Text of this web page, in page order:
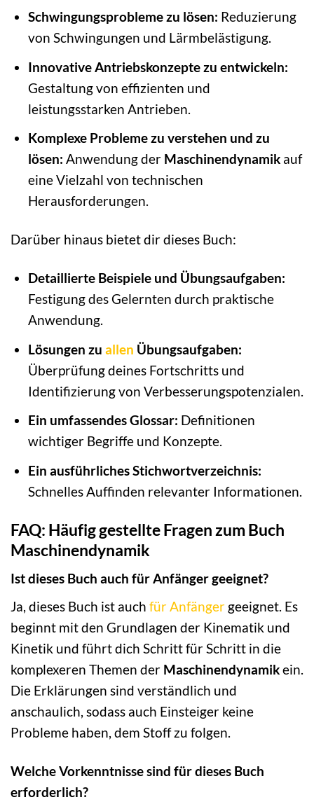
Schwingungsprobleme zu lösen: Reduzierung
von Schwingungen und Lärmbelästigung.
Innovative Antriebskonzepte zu entwickeln:
Gestaltung von effizienten und
leistungsstarken Antrieben.
Komplexe Probleme zu verstehen und zu
lösen: Anwendung der Maschinendynamikauf
eine Vielzahl von technischen
Herausforderungen.
Darüber hinaus bietet dir dieses Buch:
Detaillierte Beispiele und Übungsaufgaben:
Festigung des Gelernten durch praktische
Anwendung.
Lösungen zu allen Übungsaufgaben:
Überprüfung deines Fortschritts und
Identifizierung von Verbesserungspotenzialen.
Ein umfassendes Glossar: Definitionen
wichtiger Begriffe und Konzepte.
Ein ausführliches Stichwortverzeichnis:
Schnelles Auffinden relevanter Informationen.
FAQ: Häufig gestellte Fragen zum Buch
Maschinendynamik
Ist dieses Buch auch für Anfänger geeignet?
Ja, dieses Buch ist auch für Anfänger geeignet. Es
beginnt mit den Grundlagen der Kinematik und
Kinetik und führt dich Schritt für Schritt in die
komplexeren Themen der Maschinendynamikein.
Die Erklärungen sind verständlich und
anschaulich, sodass auch Einsteiger keine
Probleme haben, dem Stoff zu folgen.
Welche Vorkenntnisse sind für dieses Buch
erforderlich?